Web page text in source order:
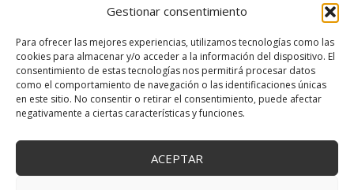
Gestionar consentimiento
Para ofrecer las mejores experiencias, utilizamos tecnologías como las
cookies para almacenar y/o acceder a la información del dispositivo. El
consentimiento de estas tecnologías nos permitirá procesar datos
como el comportamiento de navegación o las identificaciones únicas
en este sitio. No consentir o retirar el consentimiento, puede afectar
negativamente a ciertas características y funciones.
ACEPTAR
DESIREE MARTÍN